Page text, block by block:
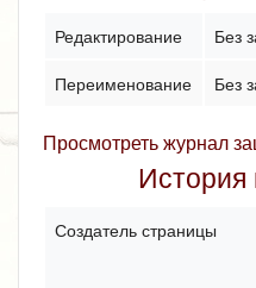
Редактирование
Без
Переименование
Без
Просмотреть журнал
Создатель страницы